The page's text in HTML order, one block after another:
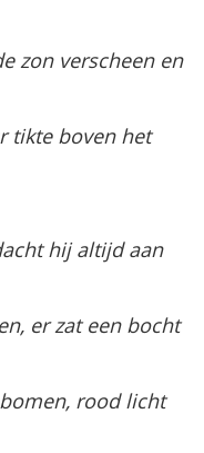
zon verscheen en
tikte boven het
hij altijd aan
er zat een bocht
rood licht